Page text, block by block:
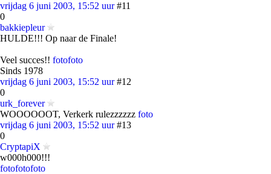
vrijdag 6 juni 2003, 15:52 uur #11
0
bakkiepleur
HULDE!!! Op naar de Finale!
Veel succes!! fotofoto
Sinds 1978
vrijdag 6 juni 2003, 15:52 uur #12
0
urk_forever
WOOOOOOT, Verkerk rulezzzzzz foto
vrijdag 6 juni 2003, 15:52 uur #13
0
CryptapiX
w000h000!!!
fotofotofoto